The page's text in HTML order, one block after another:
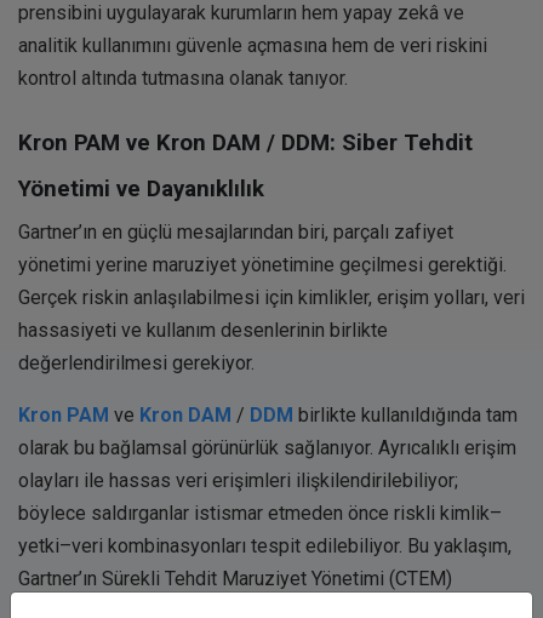
prensibini uygulayarak kurumların hem yapay zekâ ve
analitik kullanımını güvenle açmasına hem de veri riskini
kontrol altında tutmasına olanak tanıyor.
Kron PAM ve Kron DAM / DDM: Siber Tehdit
Yönetimi ve Dayanıklılık
Gartner’ın en güçlü mesajlarından biri, parçalı zafiyet
yönetimi yerine maruziyet yönetimine geçilmesi gerektiği.
Gerçek riskin anlaşılabilmesi için kimlikler, erişim yolları, veri
hassasiyeti ve kullanım desenlerinin birlikte
değerlendirilmesi gerekiyor.
Kron PAM ve Kron DAM / DDM birlikte kullanıldığında tam
olarak bu bağlamsal görünürlük sağlanıyor. Ayrıcalıklı erişim
olayları ile hassas veri erişimleri ilişkilendirilebiliyor;
böylece saldırganlar istismar etmeden önce riskli kimlik–
yetki–veri kombinasyonları tespit edilebiliyor. Bu yaklaşım,
Gartner’ın Sürekli Tehdit Maruziyet Yönetimi (CTEM)